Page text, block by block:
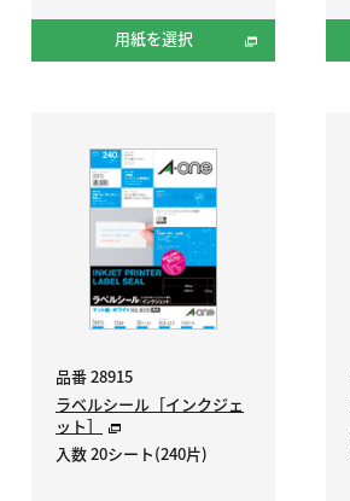
用紙を選択
品番 28915
ラベルシール［インクジェ
ット］
入数 20シート(240片)